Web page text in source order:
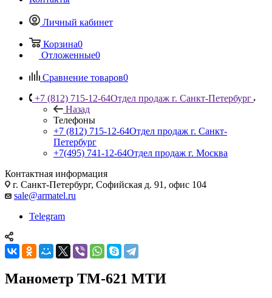
Личный кабинет
Корзина0
Отложенные0
Сравнение товаров0
+7 (812) 715-12-64Отдел продаж г. Санкт-Петербург
Назад
Телефоны
+7 (812) 715-12-64Отдел продаж г. Санкт-
Петербург
+7(495) 741-12-64Отдел продаж г. Москва
Контактная информация
г. Санкт-Петербург, Софийская д. 91, офис 104
sale@armatel.ru
Telegram
Манометр ТМ-621 МТИ